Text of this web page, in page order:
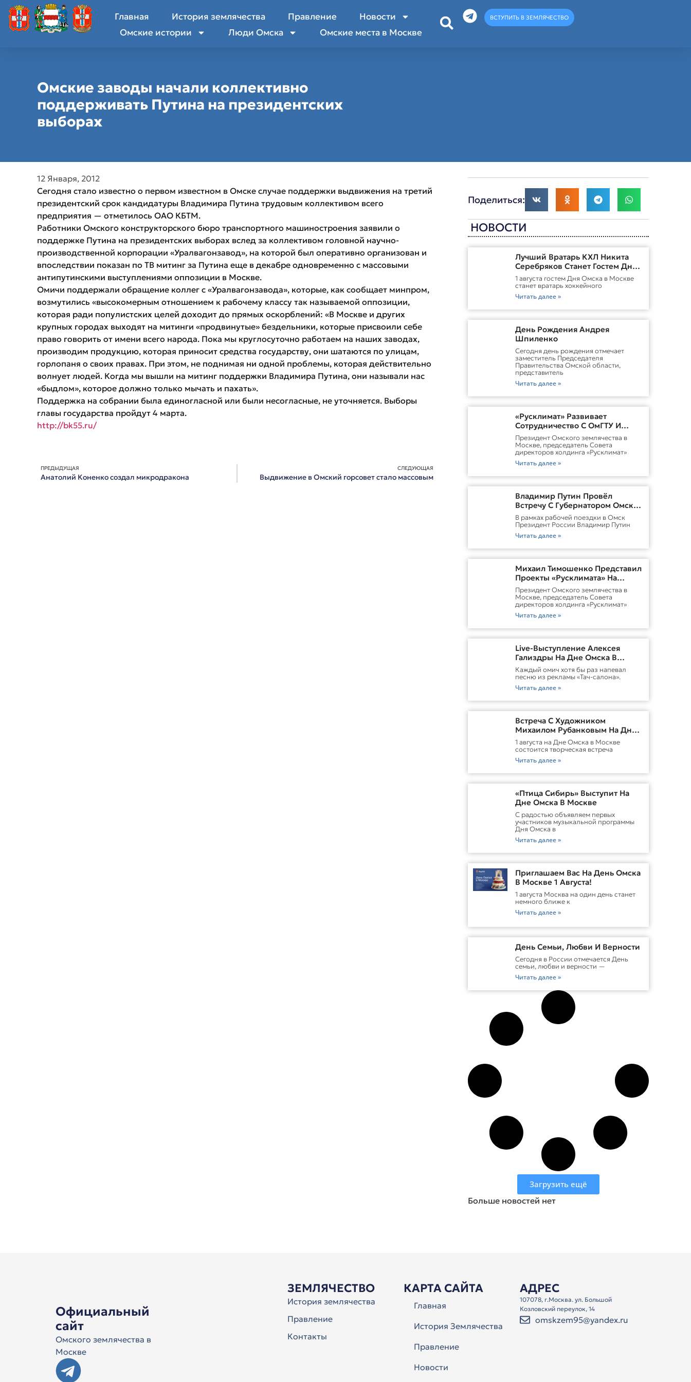
Главная История землячества Правление
Новости
Омские истории
Люди Омска Омские места в Москве
ВСТУПИТЬ В ЗЕМЛЯЧЕСТВО
Омские заводы начали коллективно
поддерживать Путина на президентских
выборах
12 Января, 2012
Сегодня стало известно о первом известном в Омске случае поддержки выдвижения на третий
президентский срок кандидатуры Владимира Путина трудовым коллективом всего
предприятия — отметилось ОАО КБТМ.
Работники Омского конструкторского бюро транспортного машиностроения заявили о
поддержке Путина на президентских выборах вслед за коллективом головной научно-
производственной корпорации «Уралвагонзавод», на которой был оперативно организован и
впоследствии показан по ТВ митинг за Путина еще в декабре одновременно с массовыми
антипутинскими выступлениями оппозиции в Москве.
Омичи поддержали обращение коллег с «Уралвагонзавода», которые, как сообщает минпром,
возмутились «высокомерным отношением к рабочему классу так называемой оппозиции,
которая ради популистских целей доходит до прямых оскорблений: «В Москве и других
крупных городах выходят на митинги «продвинутые» бездельники, которые присвоили себе
право говорить от имени всего народа. Пока мы круглосуточно работаем на наших заводах,
производим продукцию, которая приносит средства государству, они шатаются по улицам,
горлопаня о своих правах. При этом, не поднимая ни одной проблемы, которая действительно
волнует людей. Когда мы вышли на митинг поддержки Владимира Путина, они называли нас
«быдлом», которое должно только мычать и пахать».
Поддержка на собрании была единогласной или были несогласные, не уточняется. Выборы
главы государства пройдут 4 марта.
http://bk55.ru/
ПРЕДЫДУЩАЯ
Анатолий Коненко создал микродракона
СЛЕДУЮЩАЯ
Выдвижение в Омский горсовет стало массовым
Поделиться:
НОВОСТИ
Лучший Вратарь КХЛ Никита
Серебряков Станет Гостем Дня
Омска В Москве
1 августа гостем Дня Омска в Москве
станет вратарь хоккейного
Читать далее »
День Рождения Андрея
Шпиленко
Cегодня день рождения отмечает
заместитель Председателя
Правительства Омской области,
представитель
Читать далее »
«Русклимат» Развивает
Сотрудничество С ОмГТУ И
Участвует В Обновлении
Городской Среды Омска
Президент Омского землячества в
Москве, председатель Совета
директоров холдинга «Русклимат»
Читать далее »
Владимир Путин Провёл
Встречу С Губернатором Омской
Области Виталием
ХоценкоИсточник
В рамках рабочей поездки в Омск
Президент России Владимир Путин
Читать далее »
Михаил Тимошенко Представил
Проекты «Русклимата» На
Форуме России И Казахстана
Президент Омского землячества в
Москве, председатель Совета
директоров холдинга «Русклимат»
Читать далее »
Live-Выступление Алексея
Гализдры На Дне Омска В
Москве
Каждый омич хотя бы раз напевал
песню из рекламы «Тач-салона».
Читать далее »
Встреча С Художником
Михаилом Рубанковым На Дне
Омска В Москве
1 августа на Дне Омска в Москве
состоится творческая встреча
Читать далее »
«Птица Сибирь» Выступит На
Дне Омска В Москве
С радостью объявляем первых
участников музыкальной программы
Дня Омска в
Читать далее »
Приглашаем Вас На День Омска
В Москве 1 Августа!
1 августа Москва на один день станет
немного ближе к
Читать далее »
День Семьи, Любви И Верности
Сегодня в России отмечается День
семьи, любви и верности —
Читать далее »
Загрузить ещё
Больше новостей нет
Официальный
сайт
Омского землячества в
Москве
ЗЕМЛЯЧЕСТВО
История землячества
Правление
Контакты
КАРТА САЙТА
Главная
История Землячества
Правление
Новости
АДРЕС
107078, г.Москва. ул. Большой
Козловский переулок, 14
omskzem95@yandex.ru